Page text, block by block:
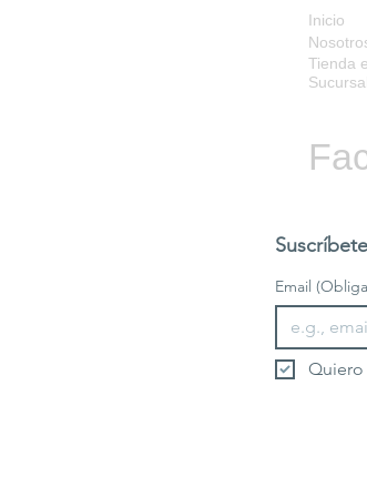
Inicio
Tienda
Email
Quiero